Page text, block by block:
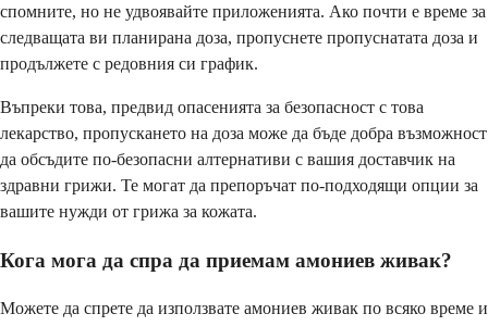
спомните, но не удвоявайте приложенията. Ако почти е време за
следващата ви планирана доза, пропуснете пропуснатата доза и
продължете с редовния си график.
Въпреки това, предвид опасенията за безопасност с това
лекарство, пропускането на доза може да бъде добра възможност
да обсъдите по-безопасни алтернативи с вашия доставчик на
здравни грижи. Те могат да препоръчат по-подходящи опции за
вашите нужди от грижа за кожата.
Кога мога да спра да приемам амониев живак?
Можете да спрете да използвате амониев живак по всяко време и